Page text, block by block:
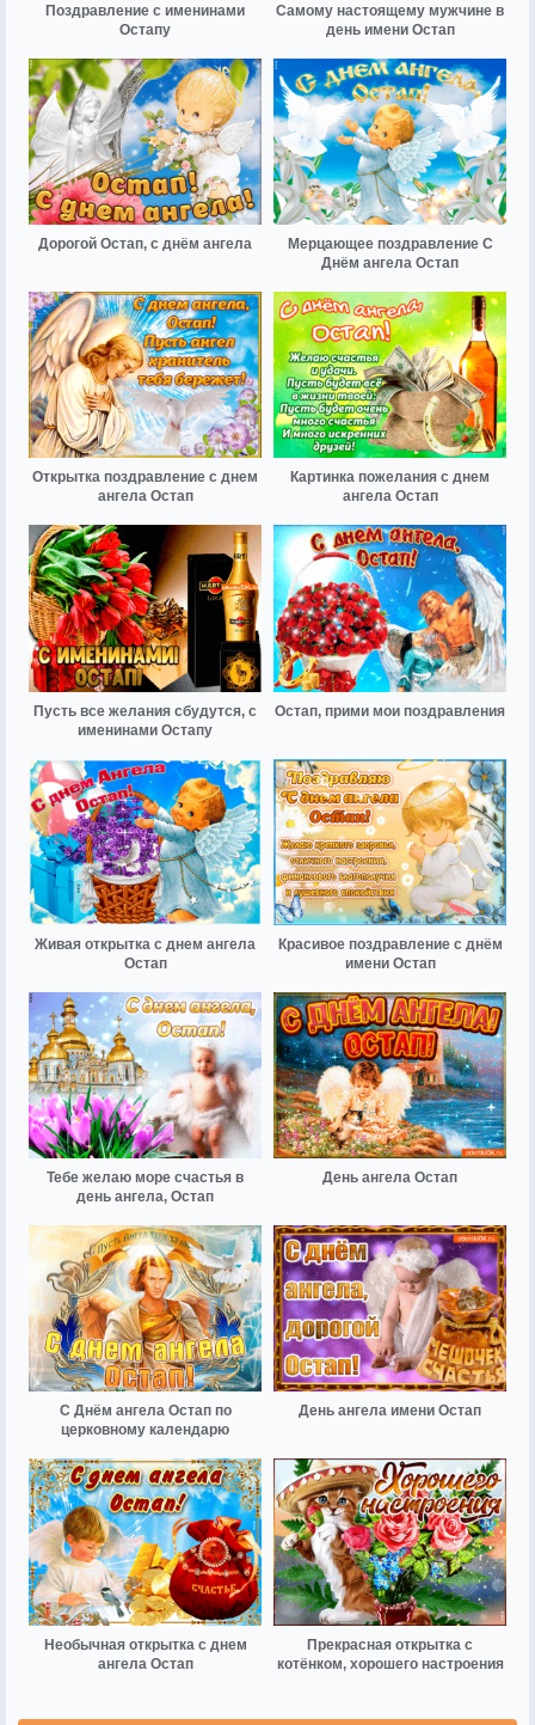
Поздравление с именинами
Остапу
Самому настоящему мужчине в
день имени Остап
Дорогой Остап, с днём ангела
Мерцающее поздравление С
Днём ангела Остап
Открытка поздравление с днем
ангела Остап
Картинка пожелания с днем
ангела Остап
Пусть все желания сбудутся, с
именинами Остапу
Остап, прими мои поздравления
Живая открытка с днем ангела
Остап
Красивое поздравление с днём
имени Остап
Тебе желаю море счастья в
день ангела, Остап
День ангела Остап
С Днём ангела Остап по
церковному календарю
День ангела имени Остап
Необычная открытка с днем
ангела Остап
Прекрасная открытка с
котёнком, хорошего настроения